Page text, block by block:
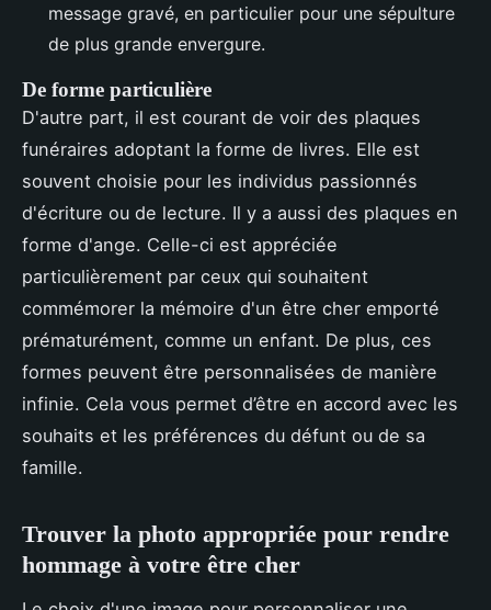
message gravé, en particulier pour une sépulture
de plus grande envergure.
De forme particulière
D'autre part, il est courant de voir des plaques
funéraires adoptant la forme de livres. Elle est
souvent choisie pour les individus passionnés
d'écriture ou de lecture. Il y a aussi des plaques en
forme d'ange. Celle-ci est appréciée
particulièrement par ceux qui souhaitent
commémorer la mémoire d'un être cher emporté
prématurément, comme un enfant. De plus, ces
formes peuvent être personnalisées de manière
infinie. Cela vous permet d’être en accord avec les
souhaits et les préférences du défunt ou de sa
famille.
Trouver la photo appropriée pour rendre
hommage à votre être cher